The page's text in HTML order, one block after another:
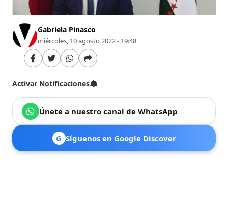
Gabriela Pinasco
miércoles, 10 agosto 2022 - 19:48
Activar Notificaciones
Únete a nuestro canal de WhatsApp
G Síguenos en Google Discover